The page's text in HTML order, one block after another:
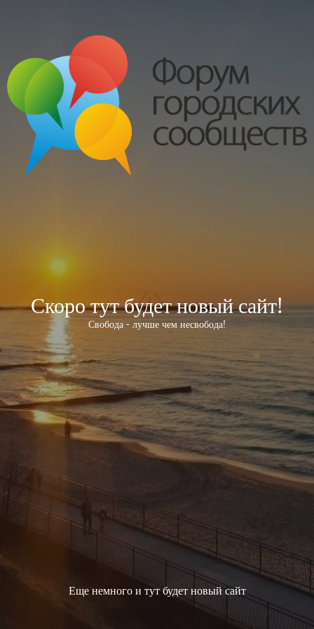
Скоро тут будет новый сайт!
Свобода - лучше чем несвобода!
Еще немного и тут будет новый сайт